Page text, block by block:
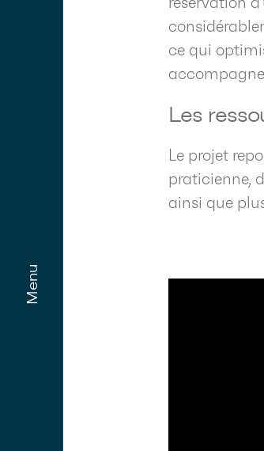
Menu
réservation
ce qui
Les
Le projet
praticienne,
ainsi que